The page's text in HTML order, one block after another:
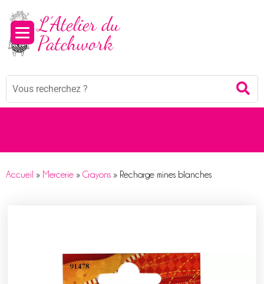
Mots
Accueil » Mercerie » Crayons » Recharge mines blanches
Panneau de gestion des cookies